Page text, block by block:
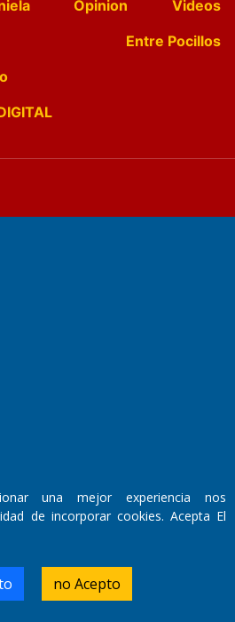
Opinion
Videos
Entre Pocillos
855,
una mejor experiencia nos
de incorporar cookies. Acepta El
no Acepto